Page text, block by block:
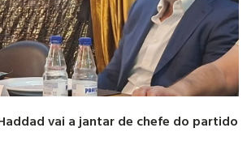
vai a jantar de chefe do partido